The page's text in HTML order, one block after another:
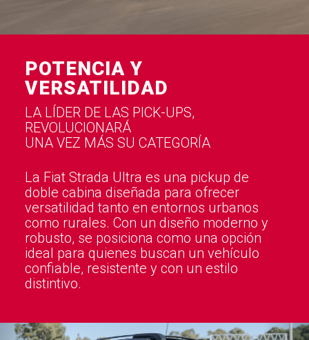
POTENCIA Y
VERSATILIDAD
LA LÍDER DE LAS PICK-UPS,
REVOLUCIONARÁ
UNA VEZ MÁS SU CATEGORÍA
La Fiat Strada Ultra es una pickup de
doble cabina diseñada para ofrecer
versatilidad tanto en entornos urbanos
como rurales. Con un diseño moderno y
robusto, se posiciona como una opción
ideal para quienes buscan un vehículo
confiable, resistente y con un estilo
distintivo.